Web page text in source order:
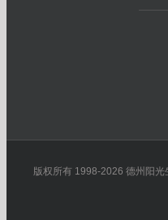
版权所有 1998-2026 德州阳光